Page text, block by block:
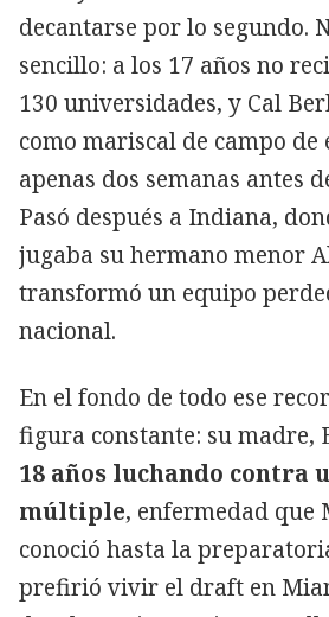
decantarse por lo segundo.
sencillo: a los 17 años no
130 universidades, y Cal
como mariscal de campo de
apenas dos semanas antes
Pasó después a Indiana,
jugaba su hermano menor
transformó un equipo
nacional.
En el fondo de todo ese
figura constante: su madre,
18 años luchando contra
múltiple, enfermedad que
conoció hasta la
prefirió vivir el draft en